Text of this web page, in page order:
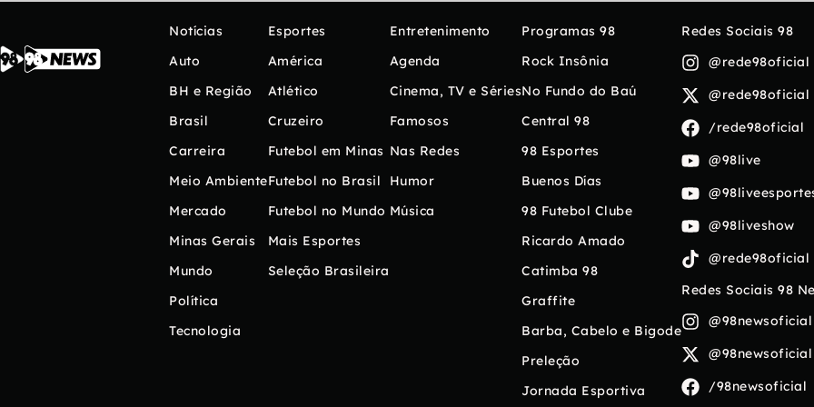
Notícias
Auto
BH e Região
Brasil
Carreira
Meio Ambiente
Mercado
Minas Gerais
Mundo
Política
Tecnologia
Esportes
América
Atlético
Cruzeiro
Futebol em Minas
Futebol no Brasil
Futebol no Mundo
Mais Esportes
Seleção Brasileira
Entretenimento
Agenda
Cinema, TV e Séries
Famosos
Nas Redes
Humor
Música
Programas 98
Rock Insônia
No Fundo do Baú
Central 98
98 Esportes
Buenos Días
98 Futebol Clube
Ricardo Amado
Catimba 98
Graffite
Barba, Cabelo e Bigode
Preleção
Jornada Esportiva
Redes Sociais 98
@rede98oficial
@rede98oficial
/rede98oficial
@98live
@98liveshow
@rede98oficial
Redes Sociais 98
@98newsoficial
@98newsoficial
/98newsoficial